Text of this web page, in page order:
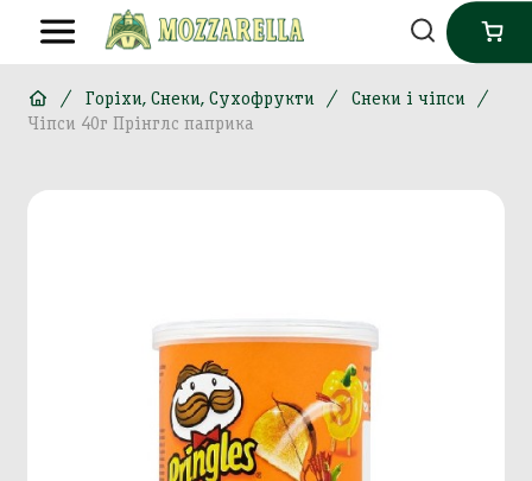
Горіхи, Снеки, Сухофрукти
Снеки і чіпси
Чіпси 40г Прінглс паприка